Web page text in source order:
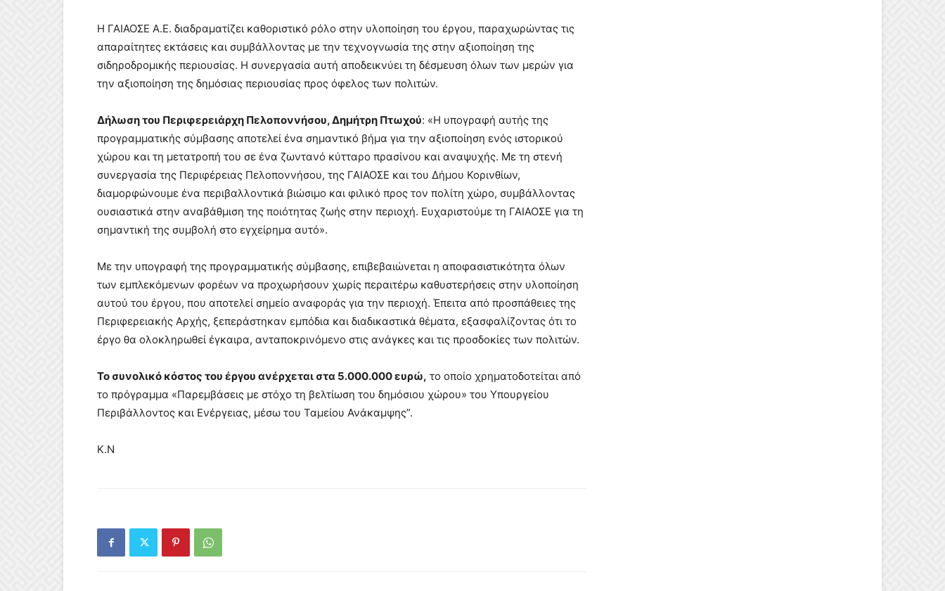
Η ΓΑΙΑΟΣΕ Α.Ε. διαδραματίζει καθοριστικό ρόλο στην υλοποίηση του έργου, παραχωρώντας τις
απαραίτητες εκτάσεις και συμβάλλοντας με την τεχνογνωσία της στην αξιοποίηση της
σιδηροδρομικής περιουσίας. Η συνεργασία αυτή αποδεικνύει τη δέσμευση όλων των μερών για
την αξιοποίηση της δημόσιας περιουσίας προς όφελος των πολιτών.
Δήλωση του Περιφερειάρχη Πελοποννήσου, Δημήτρη Πτωχού: «Η υπογραφή αυτής της
προγραμματικής σύμβασης αποτελεί ένα σημαντικό βήμα για την αξιοποίηση ενός ιστορικού
χώρου και τη μετατροπή του σε ένα ζωντανό κύτταρο πρασίνου και αναψυχής. Με τη στενή
συνεργασία της Περιφέρειας Πελοποννήσου, της ΓΑΙΑΟΣΕ και του Δήμου Κορινθίων,
διαμορφώνουμε ένα περιβαλλοντικά βιώσιμο και φιλικό προς τον πολίτη χώρο, συμβάλλοντας
ουσιαστικά στην αναβάθμιση της ποιότητας ζωής στην περιοχή. Ευχαριστούμε τη ΓΑΙΑΟΣΕ για τη
σημαντική της συμβολή στο εγχείρημα αυτό».
Με την υπογραφή της προγραμματικής σύμβασης, επιβεβαιώνεται η αποφασιστικότητα όλων
των εμπλεκόμενων φορέων να προχωρήσουν χωρίς περαιτέρω καθυστερήσεις στην υλοποίηση
αυτού του έργου, που αποτελεί σημείο αναφοράς για την περιοχή. Έπειτα από προσπάθειες της
Περιφερειακής Αρχής, ξεπεράστηκαν εμπόδια και διαδικαστικά θέματα, εξασφαλίζοντας ότι το
έργο θα ολοκληρωθεί έγκαιρα, ανταποκρινόμενο στις ανάγκες και τις προσδοκίες των πολιτών.
Το συνολικό κόστος του έργου ανέρχεται στα 5.000.000 ευρώ, το οποίο χρηματοδοτείται από
το πρόγραμμα «Παρεμβάσεις με στόχο τη βελτίωση του δημόσιου χώρου» του Υπουργείου
Περιβάλλοντος και Ενέργειας, μέσω του Ταμείου Ανάκαμψης”.
Κ.Ν